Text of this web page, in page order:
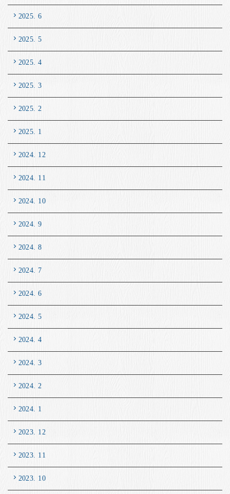
2025. 6
2025. 5
2025. 4
2025. 3
2025. 2
2025. 1
2024. 12
2024. 11
2024. 10
2024. 9
2024. 8
2024. 7
2024. 6
2024. 5
2024. 4
2024. 3
2024. 2
2024. 1
2023. 12
2023. 11
2023. 10